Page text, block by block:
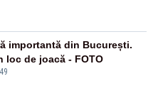
importantă din București.
loc de joacă - FOTO